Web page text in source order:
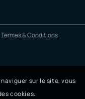
Termes & Conditions
sur le site, vous
cookies.